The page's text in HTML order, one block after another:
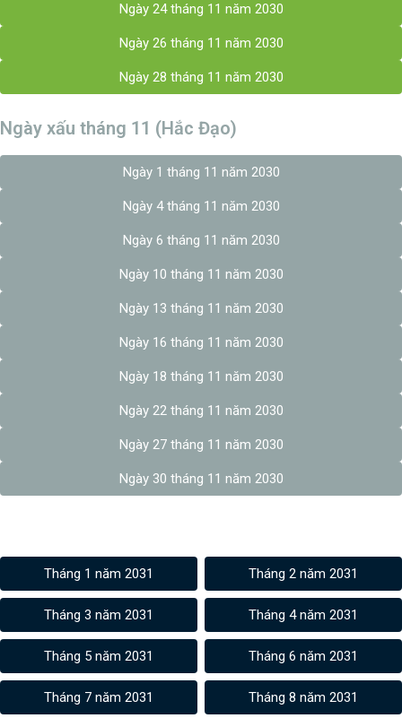
Ngày 24 tháng 11 năm 2030
Ngày 26 tháng 11 năm 2030
Ngày 28 tháng 11 năm 2030
Ngày xấu tháng 11 (Hắc Đạo)
Ngày 1 tháng 11 năm 2030
Ngày 4 tháng 11 năm 2030
Ngày 6 tháng 11 năm 2030
Ngày 10 tháng 11 năm 2030
Ngày 13 tháng 11 năm 2030
Ngày 16 tháng 11 năm 2030
Ngày 18 tháng 11 năm 2030
Ngày 22 tháng 11 năm 2030
Ngày 27 tháng 11 năm 2030
Ngày 30 tháng 11 năm 2030
Tháng 1 năm 2031 Tháng 2 năm 2031
Tháng 3 năm 2031 Tháng 4 năm 2031
Tháng 5 năm 2031 Tháng 6 năm 2031
Tháng 7 năm 2031 Tháng 8 năm 2031